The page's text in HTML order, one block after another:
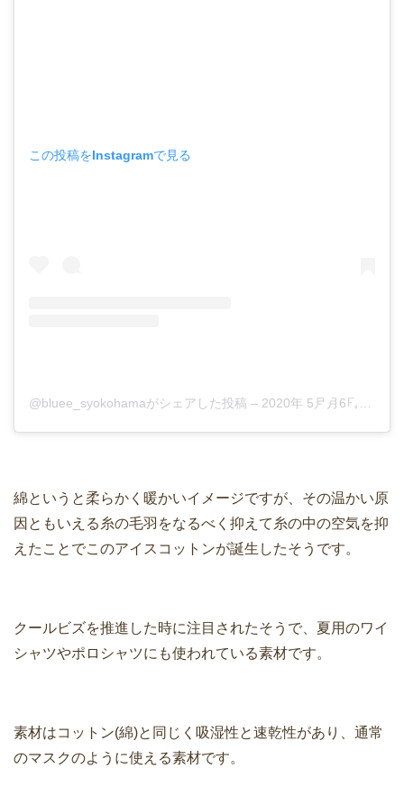
この投稿をInstagramで見る
@bluee_syokohamaがシェアした投稿 – 2020年 5月月6日午後11時47分PDT
綿というと柔らかく暖かいイメージですが、その温かい原
因ともいえる糸の毛羽をなるべく抑えて糸の中の空気を抑
えたことでこのアイスコットンが誕生したそうです。
クールビズを推進した時に注目されたそうで、夏用のワイ
シャツやポロシャツにも使われている素材です。
素材はコットン(綿)と同じく吸湿性と速乾性があり、通常
のマスクのように使える素材です。